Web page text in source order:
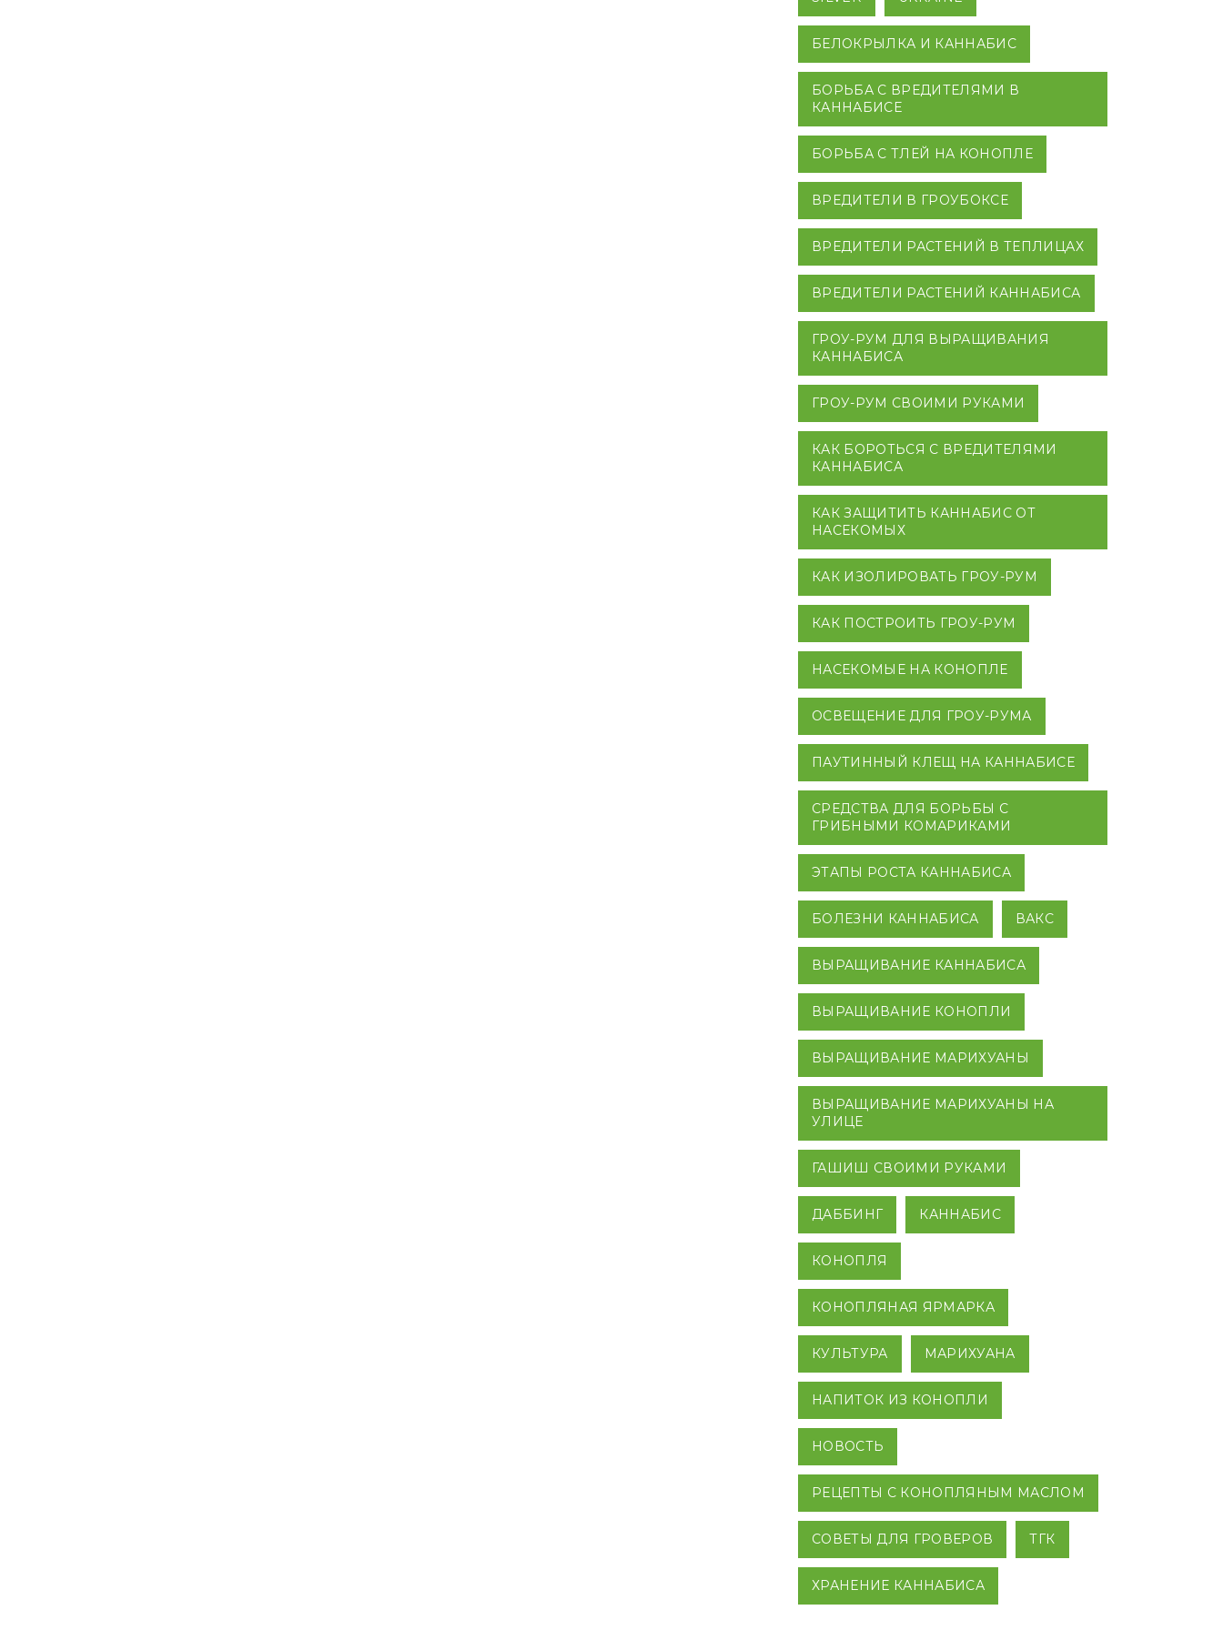
БЕЛОКРЫЛКА И КАННАБИС
БОРЬБА С ВРЕДИТЕЛЯМИ В
КАННАБИСЕ
БОРЬБА С ТЛЕЙ НА КОНОПЛЕ
ВРЕДИТЕЛИ В ГРОУБОКСЕ
ВРЕДИТЕЛИ РАСТЕНИЙ В ТЕПЛИЦАХ
ВРЕДИТЕЛИ РАСТЕНИЙ КАННАБИСА
ГРОУ-РУМ ДЛЯ ВЫРАЩИВАНИЯ
КАННАБИСА
ГРОУ-РУМ СВОИМИ РУКАМИ
КАК БОРОТЬСЯ С ВРЕДИТЕЛЯМИ
КАННАБИСА
КАК ЗАЩИТИТЬ КАННАБИС ОТ
НАСЕКОМЫХ
КАК ИЗОЛИРОВАТЬ ГРОУ-РУМ
КАК ПОСТРОИТЬ ГРОУ-РУМ
НАСЕКОМЫЕ НА КОНОПЛЕ
ОСВЕЩЕНИЕ ДЛЯ ГРОУ-РУМА
ПАУТИННЫЙ КЛЕЩ НА КАННАБИСЕ
СРЕДСТВА ДЛЯ БОРЬБЫ С
ГРИБНЫМИ КОМАРИКАМИ
ЭТАПЫ РОСТА КАННАБИСА
БОЛЕЗНИ КАННАБИСА ВАКС
ВЫРАЩИВАНИЕ КАННАБИСА
ВЫРАЩИВАНИЕ КОНОПЛИ
ВЫРАЩИВАНИЕ МАРИХУАНЫ
ВЫРАЩИВАНИЕ МАРИХУАНЫ НА
УЛИЦЕ
ГАШИШ СВОИМИ РУКАМИ
ДАББИНГ КАННАБИС
КОНОПЛЯ
КОНОПЛЯНАЯ ЯРМАРКА
КУЛЬТУРА МАРИХУАНА
НАПИТОК ИЗ КОНОПЛИ
НОВОСТЬ
РЕЦЕПТЫ С КОНОПЛЯНЫМ МАСЛОМ
СОВЕТЫ ДЛЯ ГРОВЕРОВ ТГК
ХРАНЕНИЕ КАННАБИСА